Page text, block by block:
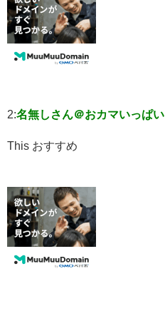
2:名無しさん＠おカマいっぱい
This おすすめ